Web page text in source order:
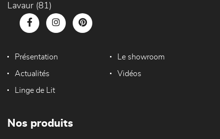
Lavaur (81)
Présentation Le showroom
Actualités Vidéos
Linge de Lit
Nos produits